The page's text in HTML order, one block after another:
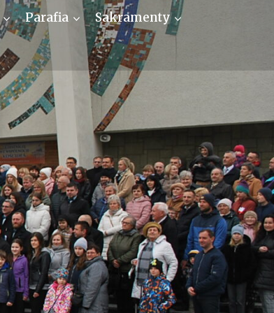
Parafia Sakramenty